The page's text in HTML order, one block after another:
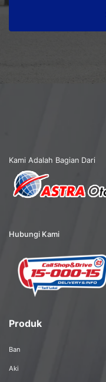
Kami Adalah Bagian Dari
Hubungi Kami
Produk
Ban
Aki